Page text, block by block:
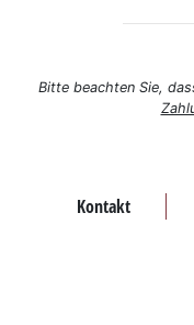
Bitte beachten Sie,
Kontakt